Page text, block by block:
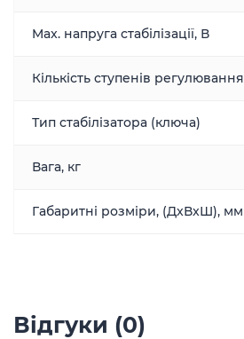
Max. напруга стабілізації, В
Кількість ступенів регулювання
Тип стабілізатора (ключа)
Вага, кг
Габаритні розміри, (ДxВxШ), мм
Відгуки (0)